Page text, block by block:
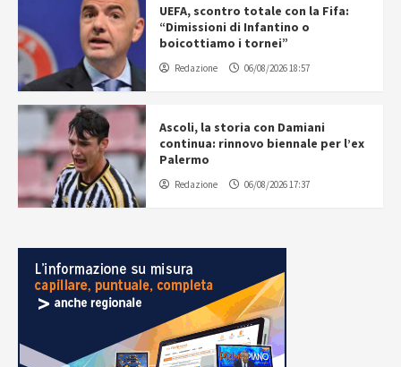
UEFA, scontro totale con la Fifa:
“Dimissioni di Infantino o
boicottiamo i tornei”
Redazione 06/08/2026 18:57
Ascoli, la storia con Damiani
continua: rinnovo biennale per l’ex
Palermo
Redazione 06/08/2026 17:37